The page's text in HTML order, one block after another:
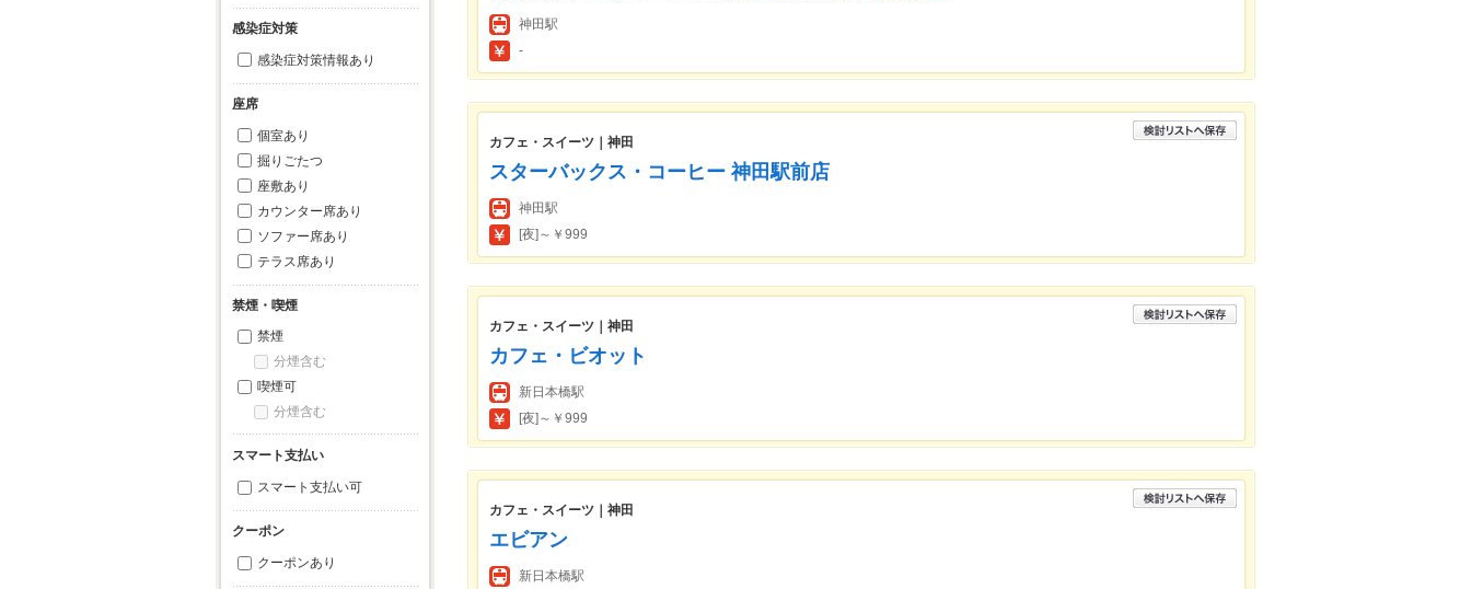
感染症対策
感染症対策情報あり
座席
個室あり
掘りごたつ
座敷あり
カウンター席あり
ソファー席あり
テラス席あり
禁煙・喫煙
禁煙
分煙含む
喫煙可
分煙含む
スマート支払い
スマート支払い可
クーポン
クーポンあり
神田駅
-
カフェ・スイーツ｜神田
スターバックス・コーヒー 神田駅前店
神田駅
[夜]～￥999
カフェ・スイーツ｜神田
カフェ・ビオット
新日本橋駅
[夜]～￥999
カフェ・スイーツ｜神田
エビアン
新日本橋駅